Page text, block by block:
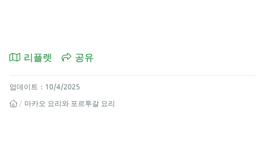
리플렛 공유
업데이트：10/4/2025
마카오 요리와 포르투갈 요리